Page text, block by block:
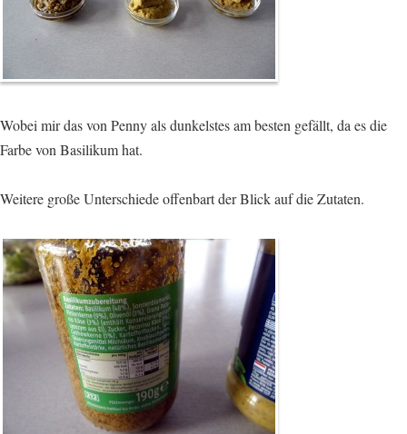
Wobei mir das von Penny als dunkelstes am besten gefällt, da es die
Farbe von Basilikum hat.
Weitere große Unterschiede offenbart der Blick auf die Zutaten.